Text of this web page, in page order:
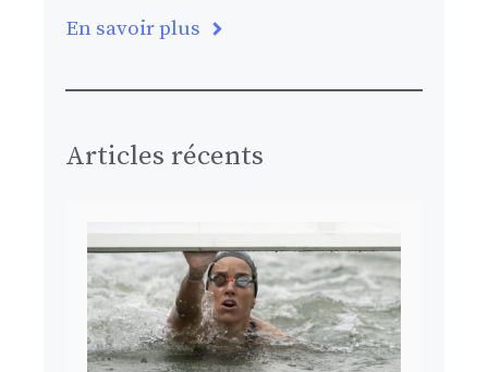
En savoir plus
Articles récents